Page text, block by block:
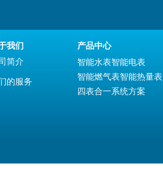
产品中心
智能水表智能电表
智能燃气表智能热量表
四表合一系统方案
我们
简介
的服务